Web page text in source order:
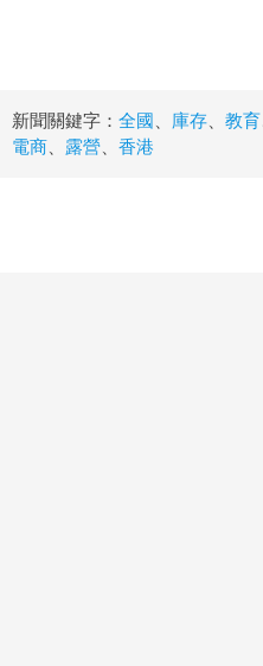
新聞關鍵字： 全國 庫存 教育
電商
露營 香港